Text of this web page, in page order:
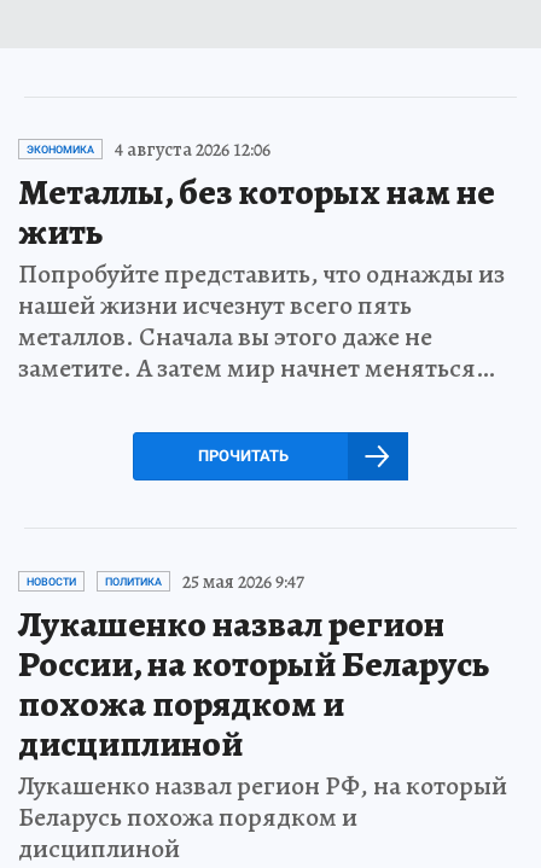
ЭКОНОМИКА 4 августа 2026 12:06
Металлы, без которых нам не
жить
Попробуйте представить, что однажды из
нашей жизни исчезнут всего пять
металлов. Сначала вы этого даже не
заметите. А затем мир начнет меняться…
ПРОЧИТАТЬ
НОВОСТИ ПОЛИТИКА 25 мая 2026 9:47
Лукашенко назвал регион
России, на который Беларусь
похожа порядком и
дисциплиной
Лукашенко назвал регион РФ, на который
Беларусь похожа порядком и
дисциплиной